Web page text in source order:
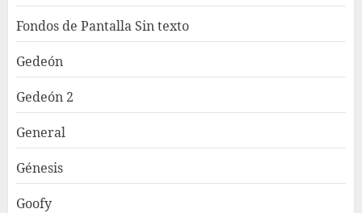
Fondos de Pantalla Sin texto
Gedeón
Gedeón 2
General
Génesis
Goofy